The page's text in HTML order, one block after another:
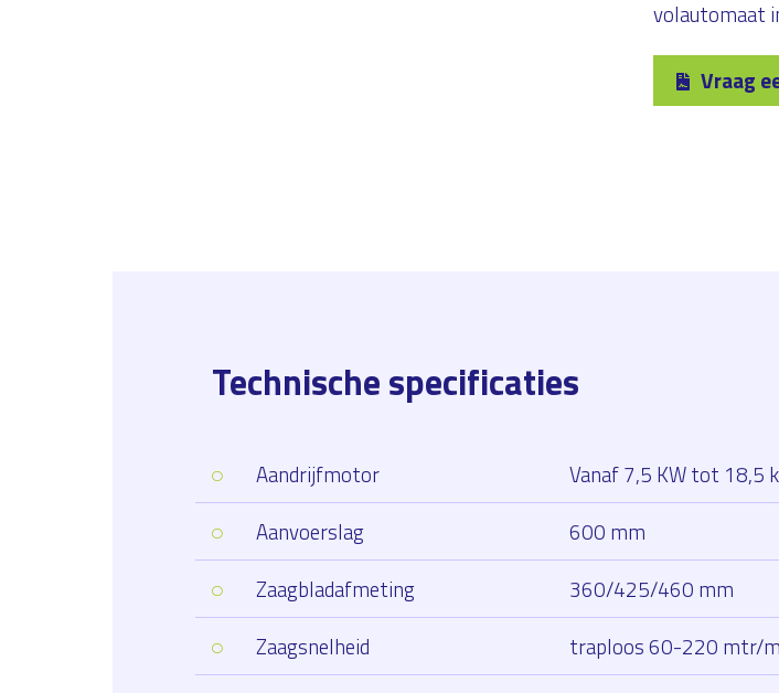
volautomaat
Vraag
Technische specificaties
Aandrijfmotor
Vanaf 7,5 KW tot 18,5
Aanvoerslag
600 mm
Zaagbladafmeting
360/425/460 mm
Zaagsnelheid
traploos 60-220 mtr/